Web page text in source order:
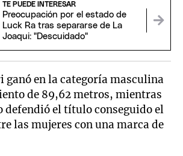
TE PUEDE INTERESAR
Preocupación por el estado de
Luck Ra tras separarse de La
Joaqui: "Descuidado"
en la categoría masculina
de 89,62 metros, mientras
defendió el título conseguido el
las mujeres con una marca de